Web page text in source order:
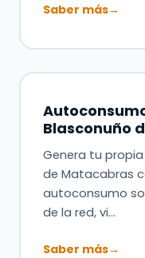
Saber más→
Blasconuño
Genera tu
de Matacabras
autoconsumo
de la red, vi…
Saber más→